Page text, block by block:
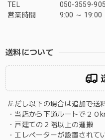
TEL
050-3559-
営業時間
9:00 ～ 19:00
送料について
ただし以下の場合は追加で送
・当店から下道ルートで２０
・戸建ての２階以上の運搬
・エレベーターが設置されて